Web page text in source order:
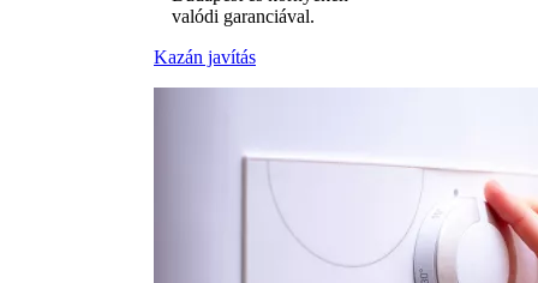
valódi garanciával.
Kazán javítás